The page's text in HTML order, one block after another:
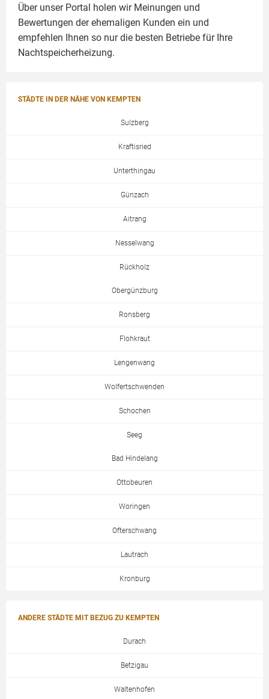
Über unser Portal holen wir Meinungen und
Bewertungen der ehemaligen Kunden ein und
empfehlen Ihnen so nur die besten Betriebe für Ihre
Nachtspeicherheizung.
STÄDTE IN DER NÄHE VON KEMPTEN
Sulzberg
Kraftisried
Unterthingau
Günzach
Aitrang
Nesselwang
Rückholz
Obergünzburg
Ronsberg
Flohkraut
Lengenwang
Wolfertschwenden
Schochen
Seeg
Bad Hindelang
Ottobeuren
Woringen
Ofterschwang
Lautrach
Kronburg
ANDERE STÄDTE MIT BEZUG ZU KEMPTEN
Durach
Betzigau
Waltenhofen